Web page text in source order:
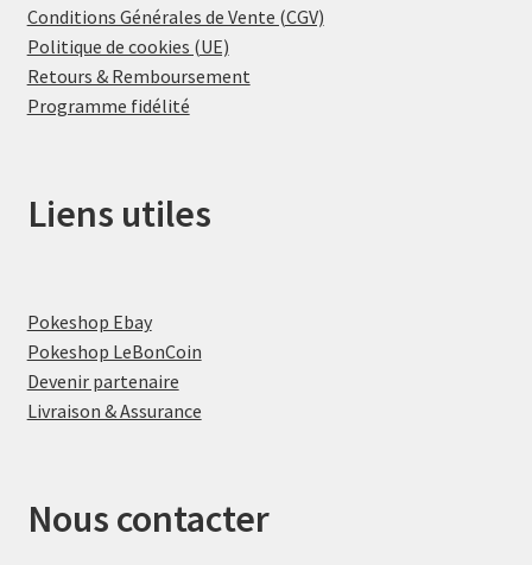
Conditions Générales de Vente (CGV)
Politique de cookies (UE)
Retours & Remboursement
Programme fidélité
Liens utiles
Pokeshop Ebay
Pokeshop LeBonCoin
Devenir partenaire
Livraison & Assurance
Nous contacter